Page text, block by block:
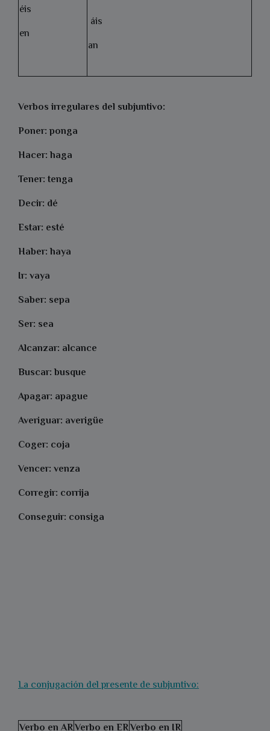
éis
en
áis
an
Verbos irregulares del subjuntivo:
Poner: ponga
Hacer: haga
Tener: tenga
Decir: dé
Estar: esté
Haber: haya
Ir: vaya
Saber: sepa
Ser: sea
Alcanzar: alcance
Buscar: busque
Apagar: apague
Averiguar: averigüe
Coger: coja
Vencer: venza
Corregir: corrija
Conseguir: consiga
La conjugación del presente de subjuntivo: